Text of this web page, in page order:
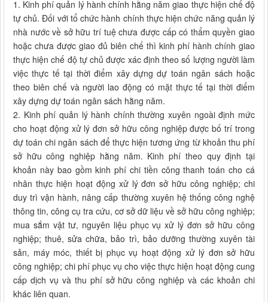
1. Kinh phí quản lý hành chính hằng năm giao thực hiện chế độ
tự chủ. Đối với tổ chức hành chính thực hiện chức năng quản lý
nhà nước về sở hữu trí tuệ chưa được cấp có thẩm quyền giao
hoặc chưa được giao đủ biên chế thì kinh phí hành chính giao
thực hiện chế độ tự chủ được xác định theo số lượng người làm
việc thực tế tại thời điểm xây dựng dự toán ngân sách hoặc
theo biên chế và người lao động có mặt thực tế tại thời điểm
xây dựng dự toán ngân sách hằng năm.
2. Kinh phí quản lý hành chính thường xuyên ngoài định mức
cho hoạt động xử lý đơn sở hữu công nghiệp được bố trí trong
dự toán chi ngân sách để thực hiện tương ứng từ khoản thu phí
sở hữu công nghiệp hằng năm. Kinh phí theo quy định tại
khoản này bao gồm kinh phí chi tiền công thanh toán cho cá
nhân thực hiện hoạt động xử lý đơn sở hữu công nghiệp; chi
duy trì vận hành, nâng cấp thường xuyên hệ thống công nghệ
thông tin, công cụ tra cứu, cơ sở dữ liệu về sở hữu công nghiệp;
mua sắm vật tư, nguyên liệu phục vụ xử lý đơn sở hữu công
nghiệp; thuê, sửa chữa, bảo trì, bảo dưỡng thường xuyên tài
sản, máy móc, thiết bị phục vụ hoạt động xử lý đơn sở hữu
công nghiệp; chi phí phục vụ cho việc thực hiện hoạt động cung
cấp dịch vụ và thu phí sở hữu công nghiệp và các khoản chi
khác liên quan.